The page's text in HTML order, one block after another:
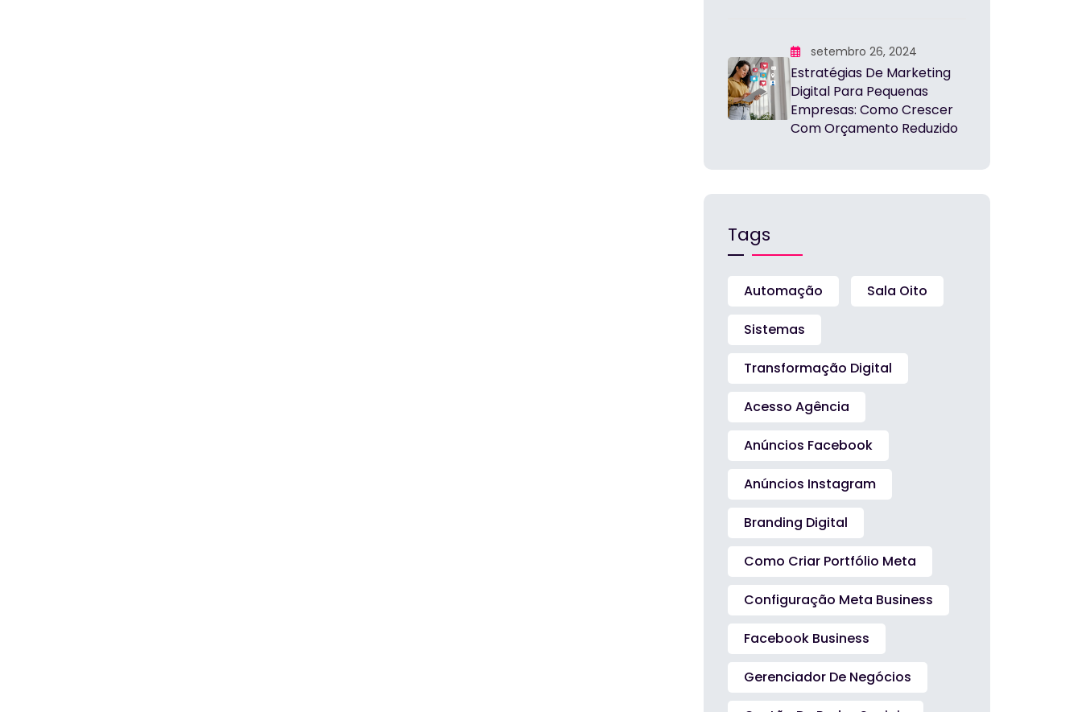
setembro 26, 2024
Estratégias De Marketing
Digital Para Pequenas
Empresas: Como Crescer
Com Orçamento Reduzido
Tags
Automação Sala Oito
Sistemas
Transformação Digital
Acesso Agência
Anúncios Facebook
Anúncios Instagram
Branding Digital
Como Criar Portfólio Meta
Configuração Meta Business
Facebook Business
Gerenciador De Negócios